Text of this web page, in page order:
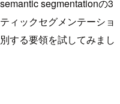
segmentationの3
ィックセグメンテーショ
する要領を試してみまし